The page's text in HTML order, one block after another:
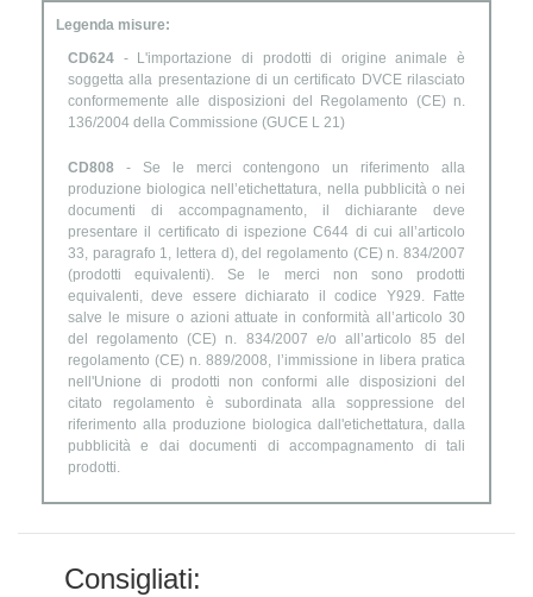
Legenda misure:
CD624 - L'importazione di prodotti di origine animale è
soggetta alla presentazione di un certificato DVCE rilasciato
conformemente alle disposizioni del Regolamento (CE) n.
136/2004 della Commissione (GUCE L 21)
CD808 - Se le merci contengono un riferimento alla
produzione biologica nell’etichettatura, nella pubblicità o nei
documenti di accompagnamento, il dichiarante deve
presentare il certificato di ispezione C644 di cui all’articolo
33, paragrafo 1, lettera d), del regolamento (CE) n. 834/2007
(prodotti equivalenti). Se le merci non sono prodotti
equivalenti, deve essere dichiarato il codice Y929. Fatte
salve le misure o azioni attuate in conformità all’articolo 30
del regolamento (CE) n. 834/2007 e/o all’articolo 85 del
regolamento (CE) n. 889/2008, l’immissione in libera pratica
nell'Unione di prodotti non conformi alle disposizioni del
citato regolamento è subordinata alla soppressione del
riferimento alla produzione biologica dall'etichettatura, dalla
pubblicità e dai documenti di accompagnamento di tali
prodotti.
Consigliati: